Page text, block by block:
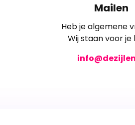
Mailen
Heb je algemene
Wij staan voor je